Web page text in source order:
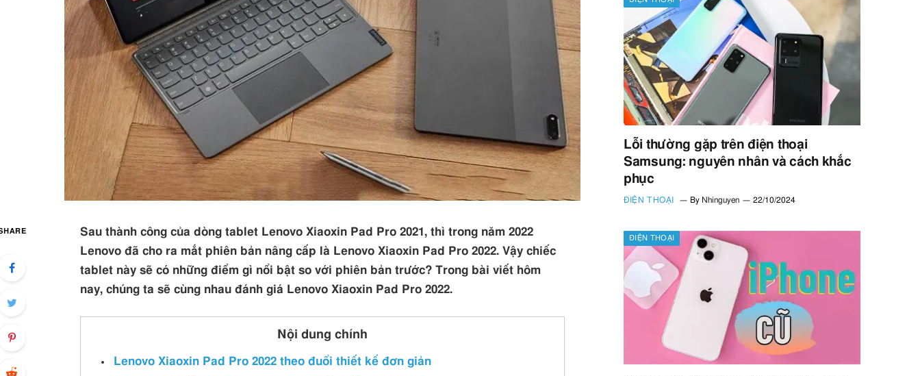
Sau thành công của dòng tablet Lenovo Xiaoxin Pad Pro 2021, thì trong năm 2022
Lenovo đã cho ra mắt phiên bản nâng cấp là Lenovo Xiaoxin Pad Pro 2022. Vậy chiếc
tablet này sẽ có những điểm gì nổi bật so với phiên bản trước? Trong bài viết hôm
nay, chúng ta sẽ cùng nhau đánh giá Lenovo Xiaoxin Pad Pro 2022.
Nội dung chính
Lenovo Xiaoxin Pad Pro 2022 theo đuổi thiết kế đơn giản
Lỗi thường gặp trên điện thoại
Samsung: nguyên nhân và cách khắc
phục
ĐIỆN THOẠI By Nhinguyen 22/10/2024
ĐIỆN THOẠI